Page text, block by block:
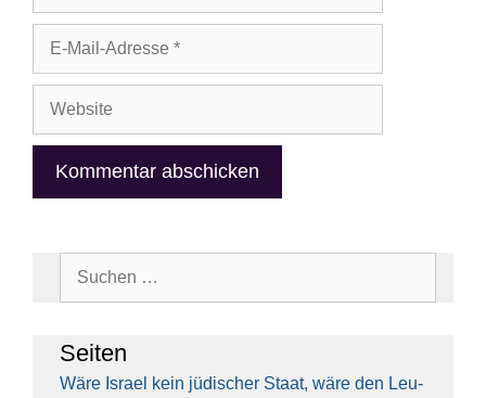
Adresse
Sei­ten
Wäre Isra­el kein jüdi­scher Staat, wäre den Leu­